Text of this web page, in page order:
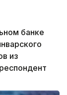
банке
из